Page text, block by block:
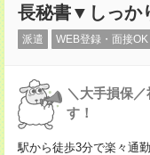
長秘書▼しっか
派遣 WEB登録・面接OK
＼大手損保
す！
駅から徒歩3分で楽々通